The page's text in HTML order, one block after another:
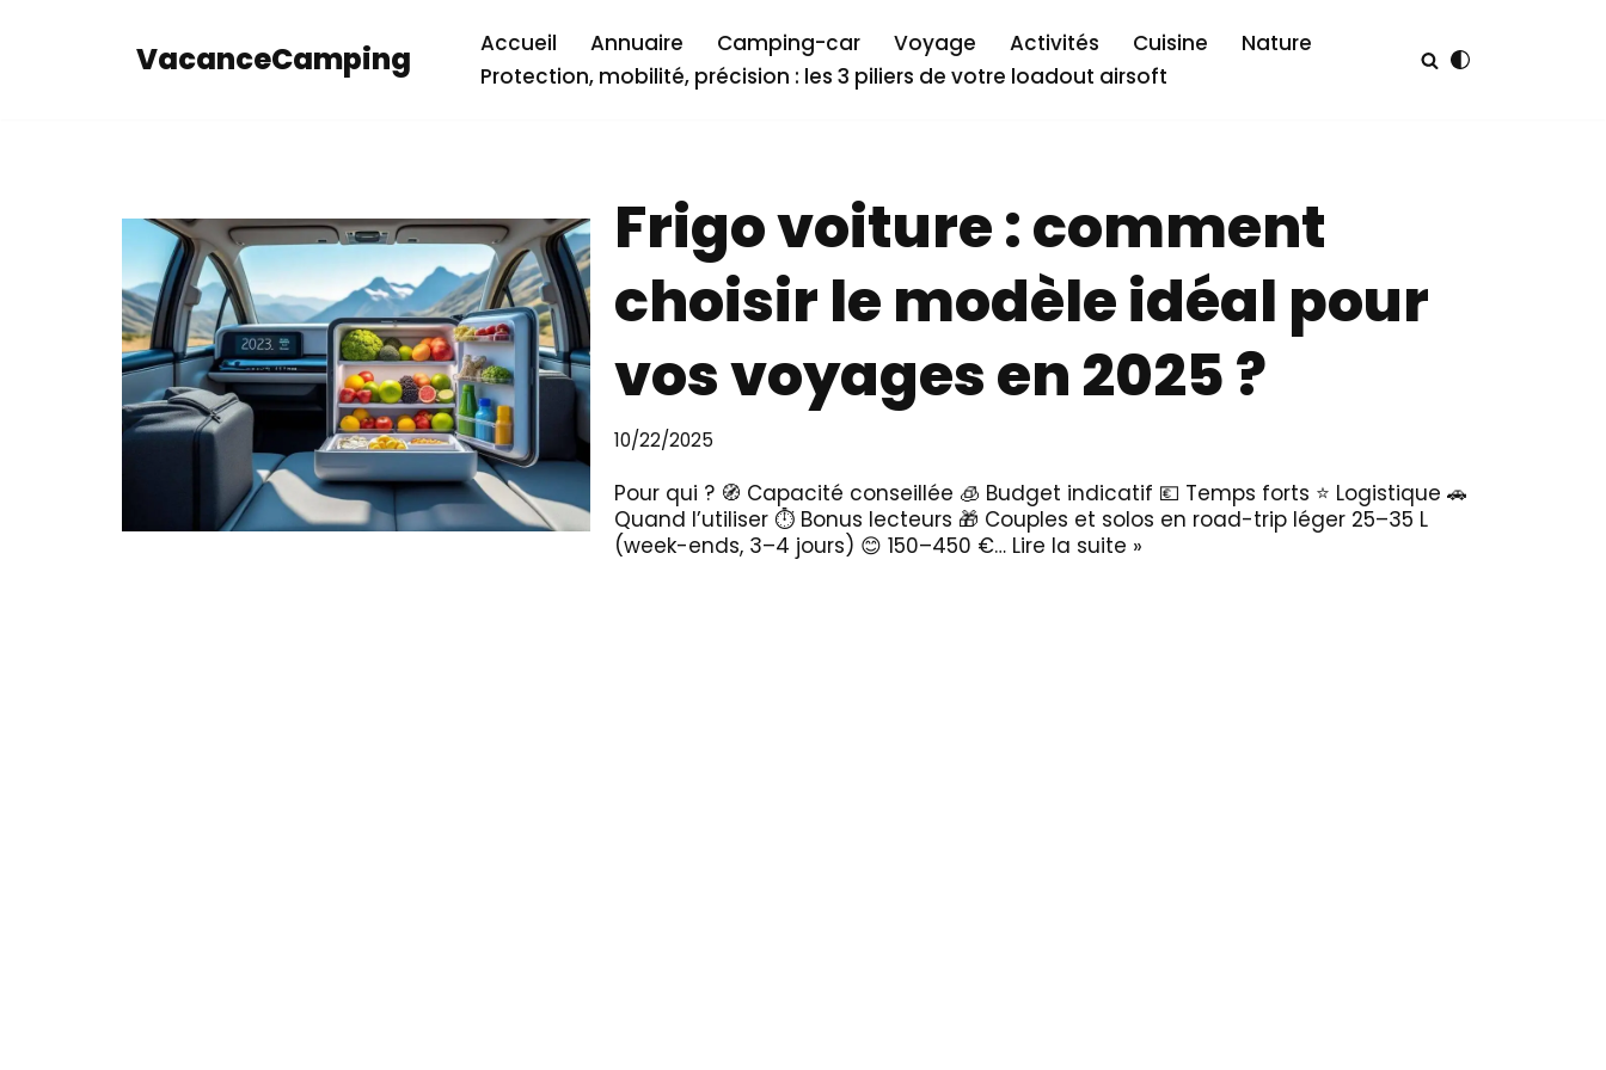
VacanceCamping Accueil Annuaire Camping-car Voyage Activités Cuisine
Nature
Protection, mobilité, précision : les 3 piliers de votre loadout airsoft
Frigo voiture : comment
choisir le modèle idéal pour
vos voyages en 2025 ?
10/22/2025
Pour qui ? 🧭 Capacité conseillée 🧊 Budget indicatif 💶 Temps forts ⭐ Logistique 🚗
Quand l’utiliser ⏱️ Bonus lecteurs 🎁 Couples et solos en road-trip léger 25–35 L
(week-ends, 3–4 jours) 😊 150–450 €… Lire la suite »